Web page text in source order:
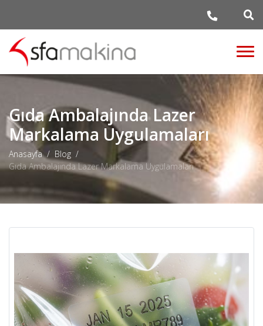
Gıda Ambalajında Lazer
Markalama Uygulamaları
Anasayfa
Blog
Gıda Ambalajında Lazer Markalama Uygulamaları